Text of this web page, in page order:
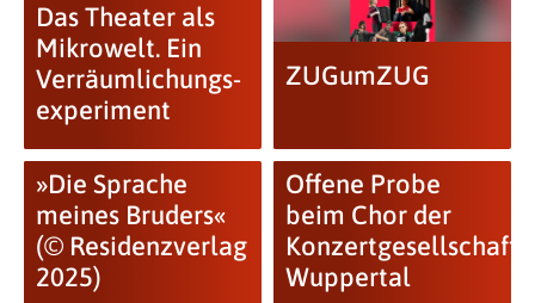
Das Theater als
Mikrowelt. Ein
Verräumlichungs­
experiment
ZUGumZUG
»Die Sprache
meines Bruders«
(© Residenzverlag
2025)
Offene Probe
beim Chor der
Konzertgesellschaft
Wuppertal